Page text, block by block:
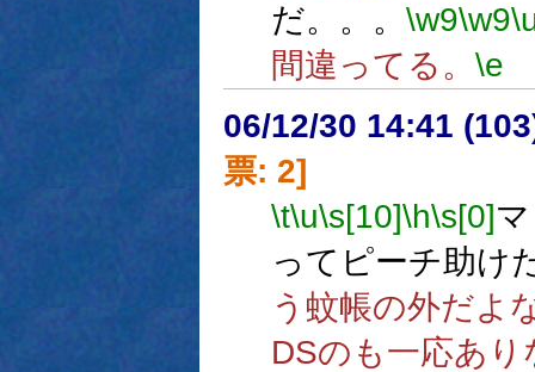
だ。。。 \w9\w9
間違ってる。 \e
06/12/30 14:41
票: 2]
\t\u\s[10]\h\s[0]
ってピーチ助け
う蚊帳の外だよ
DSのも一応あり